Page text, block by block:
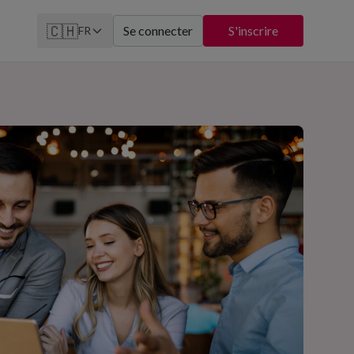
🇨🇭FR Se connecter S'inscrire